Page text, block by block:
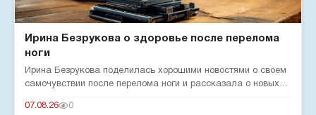
Ирина Безрукова о здоровье после перелома
ноги
Ирина Безрукова поделилась хорошими новостями о своем
самочувствии после перелома ноги и рассказала о новых
07.08.26 0